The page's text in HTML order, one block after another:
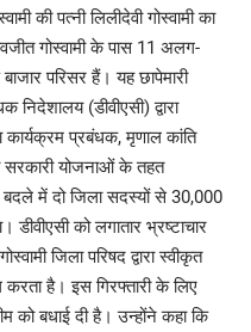
की पत्नी लिलीदेवी गोस्वामी का
गोस्वामी के पास 11 अलग-
परिसर हैं। यह छापेमारी
निदेशालय (डीवीएसी) द्वारा
प्रबंधक, मृणाल कांति
योजनाओं के तहत
में दो जिला सदस्यों से 30,000
को लगातार भ्रष्टाचार
जिला परिषद द्वारा स्वीकृत
है। इस गिरफ्तारी के लिए
को बधाई दी है। उन्होंने कहा कि